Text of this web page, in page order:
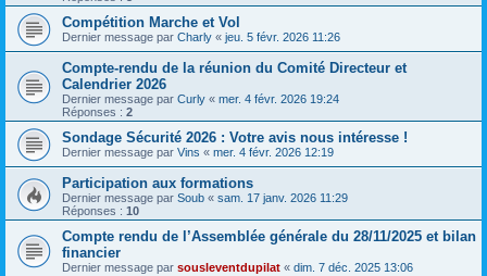
Compétition Marche et Vol
Dernier message par Charly « jeu. 5 févr. 2026 11:26
Compte-rendu de la réunion du Comité Directeur et
Calendrier 2026
Dernier message par Curly « mer. 4 févr. 2026 19:24
Réponses : 2
Sondage Sécurité 2026 : Votre avis nous intéresse !
Dernier message par Vins « mer. 4 févr. 2026 12:19
Participation aux formations
Dernier message par Soub « sam. 17 janv. 2026 11:29
Réponses : 10
Compte rendu de l’Assemblée générale du 28/11/2025 et bilan
financier
Dernier message par sousleventdupilat « dim. 7 déc. 2025 13:06